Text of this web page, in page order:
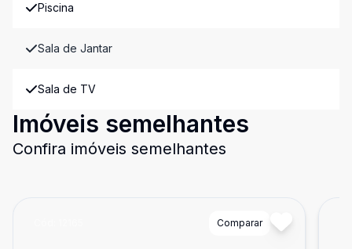
Piscina
Sala de Jantar
Sala de TV
Imóveis semelhantes
Confira imóveis semelhantes
Comparar